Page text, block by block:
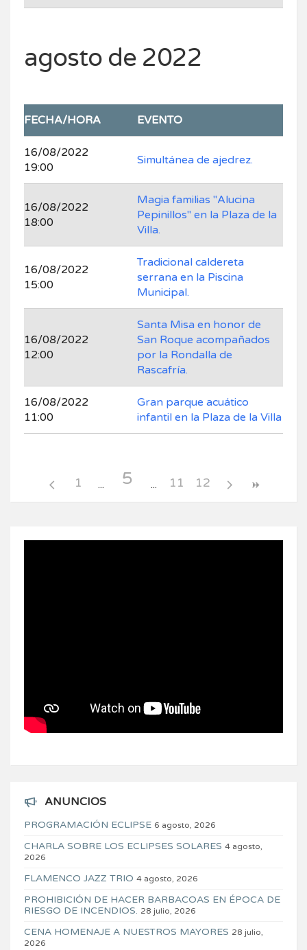
agosto de 2022
FECHA/HORA EVENTO
16/08/2022
19:00
Simultánea de ajedrez.
16/08/2022
18:00
Magia familias "Alucina
Pepinillos" en la Plaza de la
Villa.
16/08/2022
15:00
Tradicional caldereta
serrana en la Piscina
Municipal.
16/08/2022
12:00
Santa Misa en honor de
San Roque acompañados
por la Rondalla de
Rascafría.
16/08/2022
11:00
Gran parque acuático
infantil en la Plaza de la Villa
1 5 11 12
ANUNCIOS
PROGRAMACIÓN ECLIPSE 6 agosto, 2026
CHARLA SOBRE LOS ECLIPSES SOLARES 4 agosto,
2026
FLAMENCO JAZZ TRIO 4 agosto, 2026
PROHIBICIÓN DE HACER BARBACOAS EN ÉPOCA DE
RIESGO DE INCENDIOS. 28 julio, 2026
CENA HOMENAJE A NUESTROS MAYORES 28 julio,
2026